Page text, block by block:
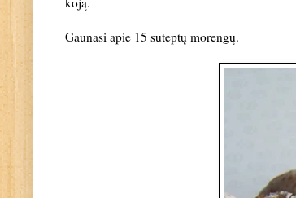
Gaunasi apie 15 suteptų morengų.